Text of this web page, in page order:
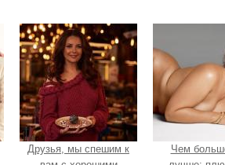
Друзья, мы спешим к
Чем